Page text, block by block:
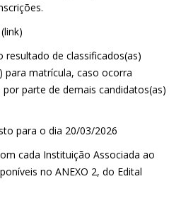
resultado de classificados(as)
para matrícula, caso ocorra
parte de demais candidatos(as)
para o dia 20/03/2026
cada Instituição Associada ao
no ANEXO 2, do Edital